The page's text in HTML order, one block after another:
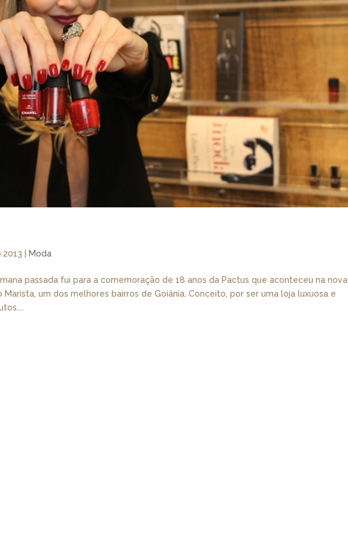
Moda
passada fui para a comemoração de 18 anos da Pactus que aconteceu na nova
Marista, um dos melhores bairros de Goiânia. Conceito, por ser uma loja luxuosa e